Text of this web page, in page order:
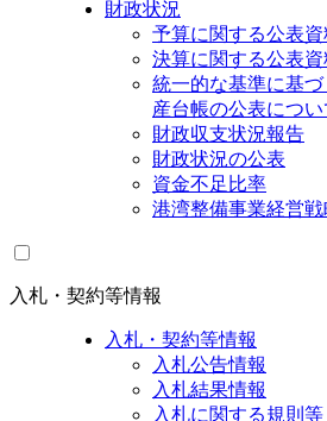
財政状況
予算に関する公表資
決算に関する公表資
統一的な基準に基
産台帳の公表につい
財政収支状況報告
財政状況の公表
資金不足比率
港湾整備事業経営戦
入札・契約等情報
入札・契約等情報
入札公告情報
入札結果情報
入札に関する規則等